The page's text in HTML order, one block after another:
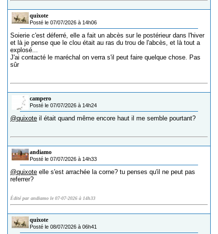
quixote
Posté le 07/07/2026 à 14h06
Soierie c'est déferré, elle a fait un abcès sur le postérieur dans l'hiver
et là je pense que le clou était au ras du trou de l'abcès, et là tout a
explosé...
J'ai contacté le maréchal on verra s'il peut faire quelque chose. Pas
sûr
campero
Posté le 07/07/2026 à 14h24
@quixote il était quand même encore haut il me semble pourtant?
andiamo
Posté le 07/07/2026 à 14h33
@quixote elle s'est arrachée la corne? tu penses qu'il ne peut pas
referrer?
Édité par andiamo le 07-07-2026 à 14h33
quixote
Posté le 08/07/2026 à 06h41